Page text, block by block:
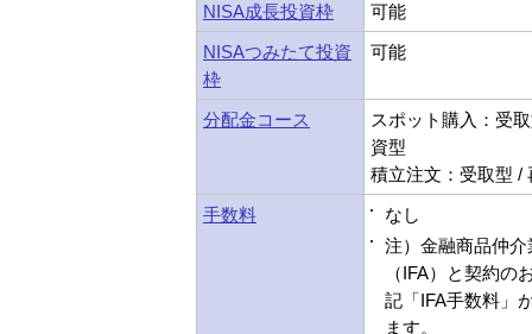
NISA成長投資枠
可能
NISAつみたて投資
枠
可能
分配金コース
スポット購入：受
資型
積立注文：受取型 /
手数料
なし
注）金融商品仲介
（IFA）と契約の
記「IFA手数料」
ます。